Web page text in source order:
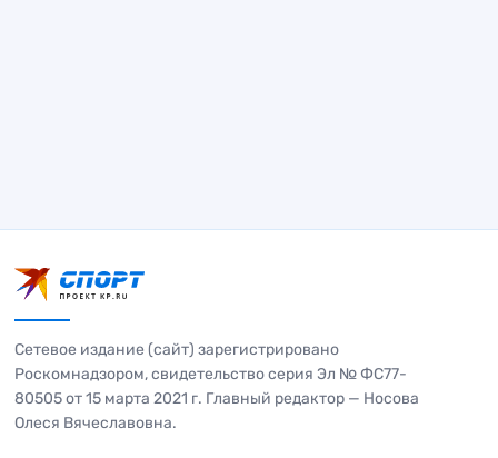
Сетевое издание (сайт) зарегистрировано
Роскомнадзором, свидетельство серия Эл № ФС77-
80505 от 15 марта 2021 г. Главный редактор — Носова
Олеся Вячеславовна.